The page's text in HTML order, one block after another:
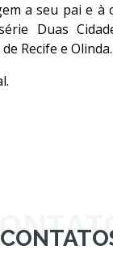
a seu pai e à
Duas
Recife e Olinda.